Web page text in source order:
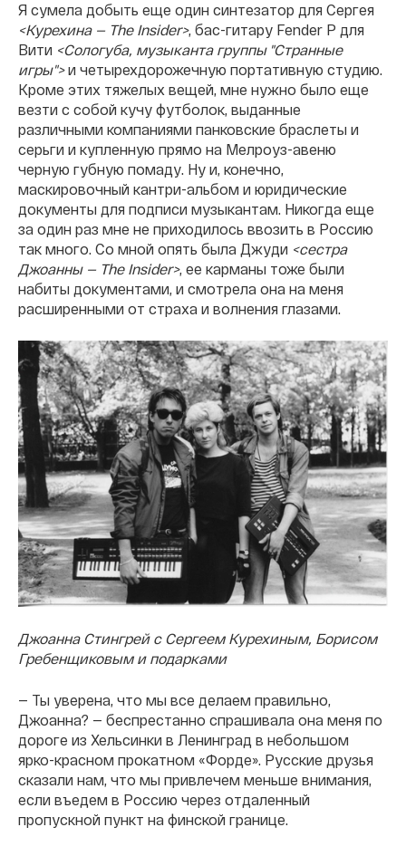
Я сумела добыть еще один синтезатор для Сергея
<Курехина — The Insider>, бас-гитару Fender P для
Вити <Сологуба, музыканта группы "Странные
игры">и четырехдорожечную портативную студию.
Кроме этих тяжелых вещей, мне нужно было еще
везти с собой кучу футболок, выданные
различными компаниями панковские браслеты и
серьги и купленную прямо на Мелроуз-авеню
черную губную помаду. Ну и, конечно,
маскировочный кантри-альбом и юридические
документы для подписи музыкантам. Никогда еще
за один раз мне не приходилось ввозить в Россию
так много. Со мной опять была Джуди <сестра
Джоанны — The Insider>, ее карманы тоже были
набиты документами, и смотрела она на меня
расширенными от страха и волнения глазами.
Джоанна Стингрей с Сергеем Курехиным, Борисом
Гребенщиковым и подарками
— Ты уверена, что мы все делаем правильно,
Джоанна? — беспрестанно спрашивала она меня по
дороге из Хельсинки в Ленинград в небольшом
ярко-красном прокатном «Форде». Русские друзья
сказали нам, что мы привлечем меньше внимания,
если въедем в Россию через отдаленный
пропускной пункт на финской границе.